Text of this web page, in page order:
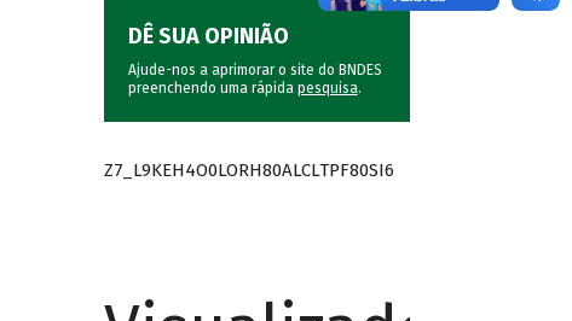
DÊ SUA OPINIÃO
Ajude-nos a aprimorar o site do BNDES
preenchendo uma rápida pesquisa.
Z7_L9KEH4O0LORH80ALCLTPF80SI6